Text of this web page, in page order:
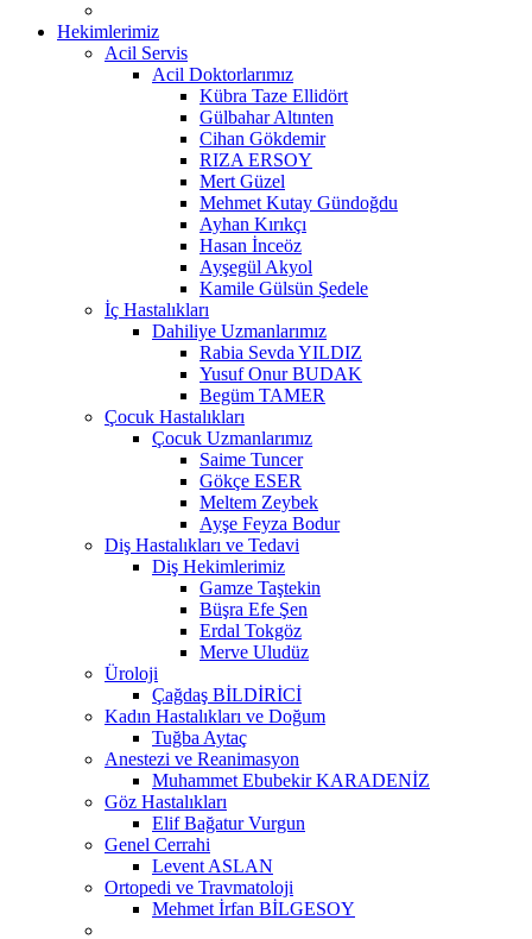
Hekimlerimiz
Acil Servis
Acil Doktorlarımız
Kübra Taze Ellidört
Gülbahar Altınten
Cihan Gökdemir
RIZA ERSOY
Mert Güzel
Mehmet Kutay Gündoğdu
Ayhan Kırıkçı
Hasan İnceöz
Ayşegül Akyol
Kamile Gülsün Şedele
İç Hastalıkları
Dahiliye Uzmanlarımız
Rabia Sevda YILDIZ
Yusuf Onur BUDAK
Begüm TAMER
Çocuk Hastalıkları
Çocuk Uzmanlarımız
Saime Tuncer
Gökçe ESER
Meltem Zeybek
Ayşe Feyza Bodur
Diş Hastalıkları ve Tedavi
Diş Hekimlerimiz
Gamze Taştekin
Büşra Efe Şen
Erdal Tokgöz
Merve Uludüz
Üroloji
Çağdaş BİLDİRİCİ
Kadın Hastalıkları ve Doğum
Tuğba Aytaç
Anestezi ve Reanimasyon
Muhammet Ebubekir KARADENİZ
Göz Hastalıkları
Elif Bağatur Vurgun
Genel Cerrahi
Levent ASLAN
Ortopedi ve Travmatoloji
Mehmet İrfan BİLGESOY